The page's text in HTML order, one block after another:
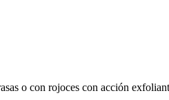
o con rojoces con acción